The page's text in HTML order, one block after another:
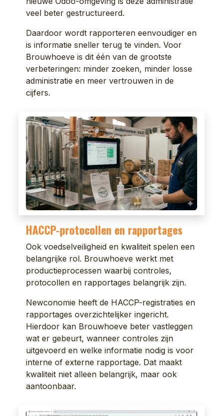
veel beter gestructureerd.
Daardoor wordt rapporteren eenvoudiger en
is informatie sneller terug te vinden. Voor
Brouwhoeve is dit één van de grootste
verbeteringen: minder zoeken, minder losse
administratie en meer vertrouwen in de
cijfers.
HACCP-protocollen en rapportages
Ook voedselveiligheid en kwaliteit spelen een
belangrijke rol. Brouwhoeve werkt met
productieprocessen waarbij controles,
protocollen en rapportages belangrijk zijn.
Newconomie heeft de HACCP-registraties en
rapportages overzichtelijker ingericht.
Hierdoor kan Brouwhoeve beter vastleggen
wat er gebeurt, wanneer controles zijn
uitgevoerd en welke informatie nodig is voor
interne of externe rapportage. Dat maakt
kwaliteit niet alleen belangrijk, maar ook
aantoonbaar.